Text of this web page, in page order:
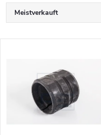
P
r
Meistverkauft
Alphabetisch